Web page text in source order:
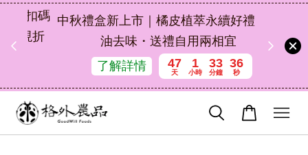
中秋禮盒新上市｜橘皮植萃永續好禮，解
油去味・送禮自用兩相宜
了解詳情
47
天
1
小時
33
分鐘
36
秒